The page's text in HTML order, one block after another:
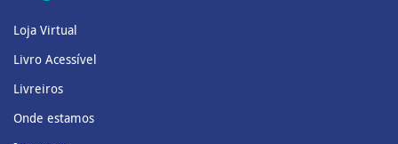
Loja Virtual
Livro Acessível
Livreiros
Onde estamos